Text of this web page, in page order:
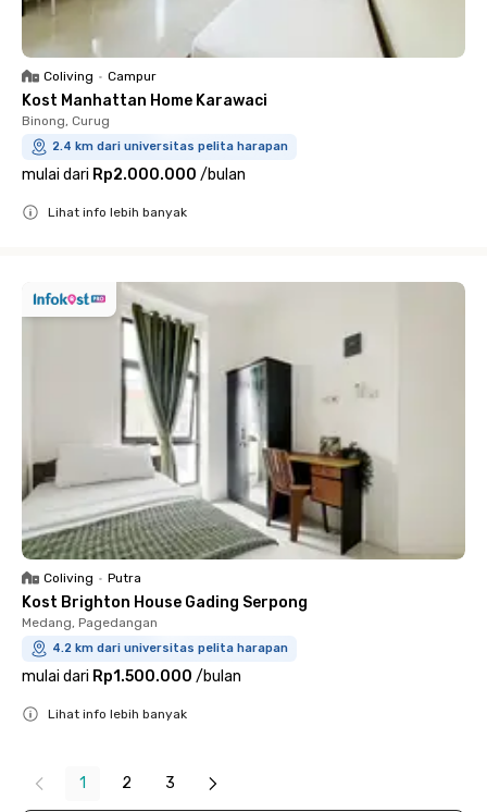
Coliving • Campur
Kost Manhattan Home Karawaci
Binong, Curug
2.4 km dari universitas pelita harapan
mulai dari Rp2.000.000 /bulan
Lihat info lebih banyak
Coliving • Putra
Kost Brighton House Gading Serpong
Medang, Pagedangan
4.2 km dari universitas pelita harapan
mulai dari Rp1.500.000 /bulan
Lihat info lebih banyak
1 2 3